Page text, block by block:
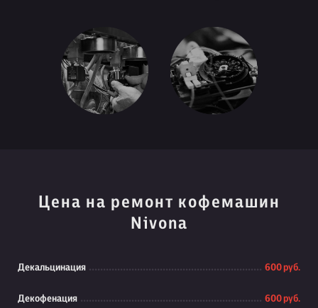
Цена на ремонт кофемашин
Nivona
Декальцинация 600 руб.
Декофенация 600 руб.